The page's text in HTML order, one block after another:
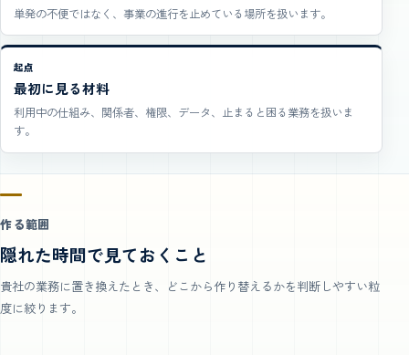
単発の不便ではなく、事業の進行を止めている場所を扱います。
起点
最初に見る材料
利用中の仕組み、関係者、権限、データ、止まると困る業務を扱いま
す。
作る範囲
隠れた時間で見ておくこと
貴社の業務に置き換えたとき、どこから作り替えるかを判断しやすい粒
度に絞ります。